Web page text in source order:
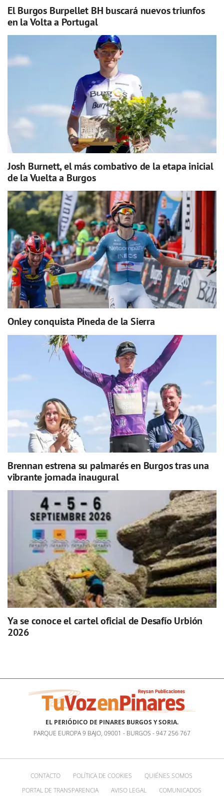
El Burgos Burpellet BH buscará nuevos triunfos
en la Volta a Portugal
Josh Burnett, el más combativo de la etapa inicial
de la Vuelta a Burgos
Onley conquista Pineda de la Sierra
Brennan estrena su palmarés en Burgos tras una
vibrante jornada inaugural
Ya se conoce el cartel oficial de Desafío Urbión
2026
EL PERIÓDICO DE PINARES BURGOS Y SORIA.
PARQUE EUROPA 9 BAJO, 09001 - BURGOS - 947 256 767
CONTACTO POLÍTICA DE COOKIES
QUIÉNES SOMOS
PORTAL DE TRANSPARENCIA
AVISO LEGAL COMUNICADOS